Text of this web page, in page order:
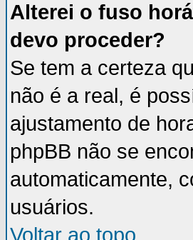
Alterei o fuso
devo proceder?
Se tem a certeza
não é a real, é
ajustamento de
phpBB não se
automaticamente,
usuários.
Voltar ao topo